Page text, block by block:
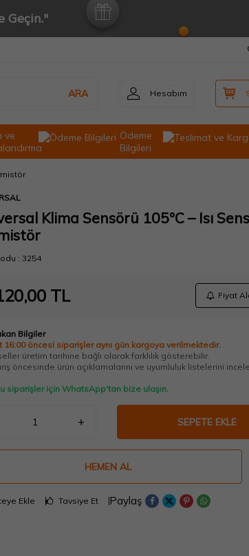
Geçin."
ARA Hesabım
ve
Ödeme
Bilgileri
Klima Sensörü 105°C – Isı
: 3254
TL Fiyat
Bilgiler
16:00 öncesi siparişler aynı gün kargoya verilmektedir.
üretim tarihine bağlı olarak farklılık gösterebilir.
öncesinde ürün açıklamalarını ve uyumluluk listelerini
siparişler için WhatsApp'tan bize ulaşın.
SEPETE EKLE
HEMEN AL
Ekle Tavsiye Et Paylaş